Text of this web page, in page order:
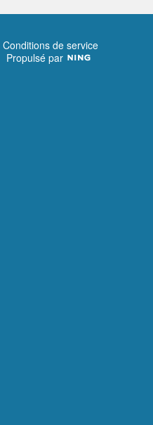
Conditions de service
Propulsé par